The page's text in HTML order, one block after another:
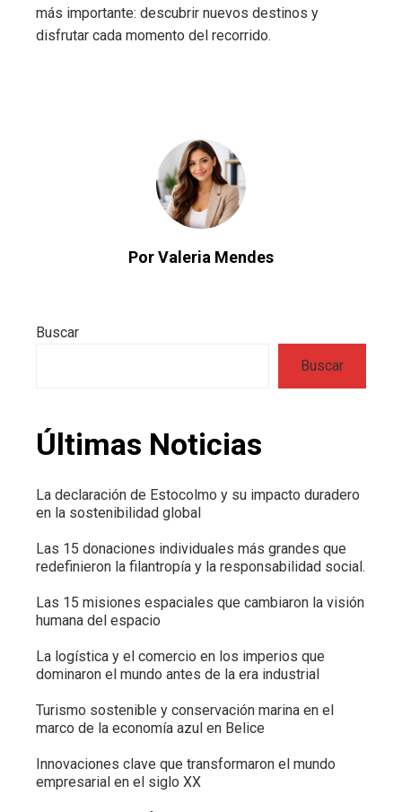
más importante: descubrir nuevos destinos y
disfrutar cada momento del recorrido.
Por Valeria Mendes
Buscar
Buscar
Últimas Noticias
La declaración de Estocolmo y su impacto duradero
en la sostenibilidad global
Las 15 donaciones individuales más grandes que
redefinieron la filantropía y la responsabilidad social.
Las 15 misiones espaciales que cambiaron la visión
humana del espacio
La logística y el comercio en los imperios que
dominaron el mundo antes de la era industrial
Turismo sostenible y conservación marina en el
marco de la economía azul en Belice
Innovaciones clave que transformaron el mundo
empresarial en el siglo XX